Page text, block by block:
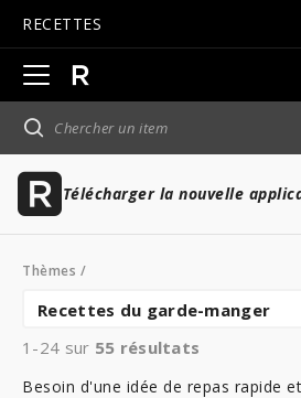
RECETTES
Ouvrir
la
navigation
principale
Télécharger la nouvelle
Thèmes /
Recettes du garde-manger
1-24 sur 55 résultats
Besoin d'une idée de repas rapide